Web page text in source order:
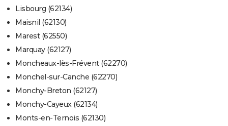
Lisbourg (62134)
Maisnil (62130)
Marest (62550)
Marquay (62127)
Moncheaux-lès-Frévent (62270)
Monchel-sur-Canche (62270)
Monchy-Breton (62127)
Monchy-Cayeux (62134)
Monts-en-Ternois (62130)